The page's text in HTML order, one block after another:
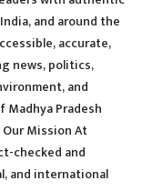
and around the
accurate,
news, politics,
and
Pradesh
Mission At
checked and
and international